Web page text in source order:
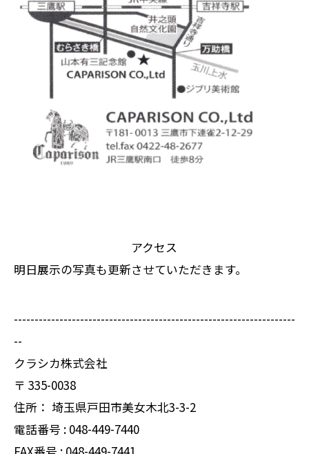
アクセス
明日展示の写真も更新させていただきます。
--------------------------------------------------------------------
--
クラシカ株式会社
〒 335-0038
住所： 埼玉県戸田市美女木北3-3-2
電話番号 : 048-449-7440